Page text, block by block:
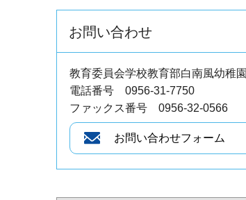
お問い合わせ
教育委員会学校教育部白南風幼稚園
電話番号 0956-31-7750
ファックス番号 0956-32-0566